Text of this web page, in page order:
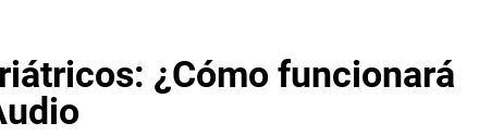
¿Cómo funcionará